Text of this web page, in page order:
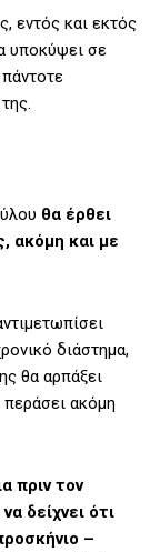
εντός και εκτός
υποκύψει σε
θα έρθει
ακόμη και με
διάστημα,
θα αρπάξει
ακόμη
πριν τον
δείχνει ότι
–